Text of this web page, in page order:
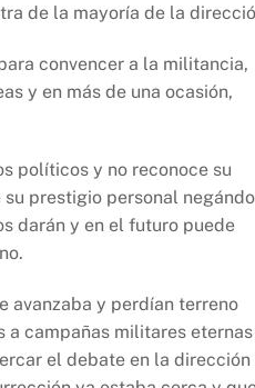
de la mayoría de la
convencer a la militancia,
y en más de una ocasión,
políticos y no reconoce su
prestigio personal
darán y en el futuro puede
avanzaba y perdían terreno
a campañas militares eternas
el debate en la dirección